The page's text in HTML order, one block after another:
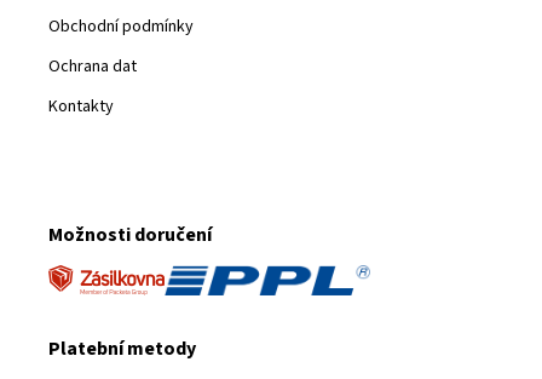
Obchodní podmínky
Ochrana dat
Kontakty
Možnosti doručení
Platební metody